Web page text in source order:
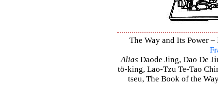
The Way and Its Power
Alias Daode Jing, Dao De
tö-king, Lao-Tzu Te-Tao
tseu, The Book of the